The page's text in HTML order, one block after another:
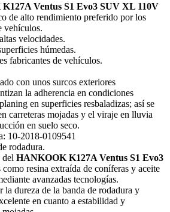
Ventus S1 Evo3 SUV XL 110V
de alto rendimiento preferido por los
vehículos.
velocidades.
húmedas.
fabricantes de vehículos.
con unos surcos exteriores
la adherencia en condiciones
en superficies resbaladizas; así se
carreteras mojadas y el viraje en lluvia
en suelo seco.
10-2018-0109541
rodadura.
del HANKOOK K127A Ventus S1 Evo3
como resina extraída de coníferas y aceite
avanzadas tecnologías.
la dureza de la banda de rodadura y
en cuanto a estabilidad y